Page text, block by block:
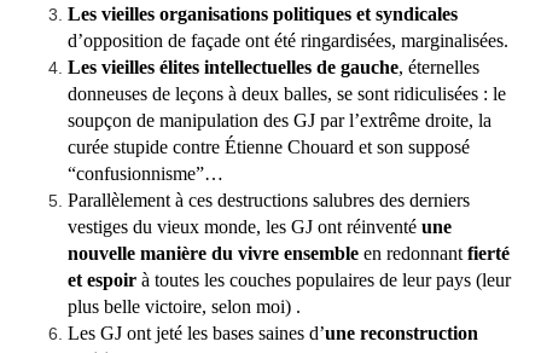
Les vieilles organisations politiques et syndicales
d’opposition de façade ont été ringardisées, marginalisées.
Les vieilles élites intellectuelles de gauche, éternelles
donneuses de leçons à deux balles, se sont ridiculisées : le
soupçon de manipulation des GJ par l’extrême droite, la
curée stupide contre Étienne Chouard et son supposé
“confusionnisme”…
Parallèlement à ces destructions salubres des derniers
vestiges du vieux monde, les GJ ont réinventé une
nouvelle manière du vivre ensemble en redonnant fierté
et espoir à toutes les couches populaires de leur pays (leur
plus belle victoire, selon moi) .
Les GJ ont jeté les bases saines d’une reconstruction